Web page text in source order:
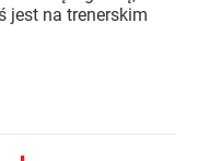
jest na trenerskim